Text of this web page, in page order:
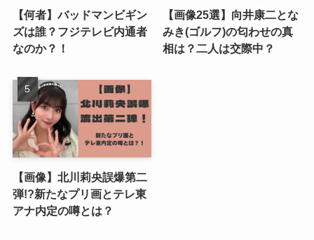
【何者】バッドマンビギン
ズは誰？フジテレビ内通者
なのか？！
【画像25選】向井康二とな
みき(ゴルフ)の匂わせの真
相は？二人は交際中？
【画像】北川莉央誤爆第二
弾!?新たなプリ画とテレ東
アナ内定の噂とは？